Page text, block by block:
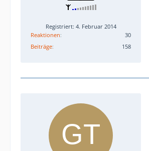
Registriert: 4. Februar 2014
Reaktionen
30
Beiträge
158